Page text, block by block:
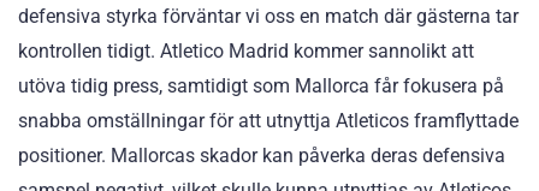
defensiva styrka förväntar vi oss en match där gästerna tar
kontrollen tidigt. Atletico Madrid kommer sannolikt att
utöva tidig press, samtidigt som Mallorca får fokusera på
snabba omställningar för att utnyttja Atleticos framflyttade
positioner. Mallorcas skador kan påverka deras defensiva